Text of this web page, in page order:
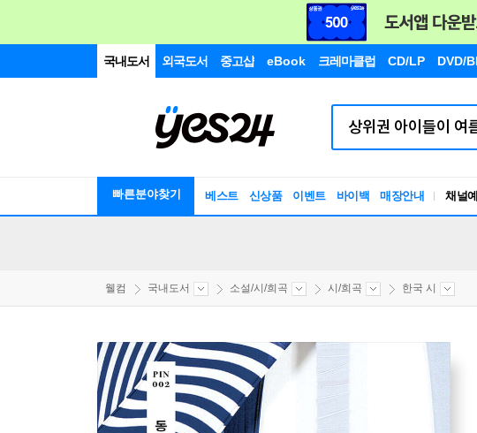
국내도서 외국도서 중고샵 eBook 크레마클럽 CD/LP DVD/
빠른분야찾기 베스트 신상품 이벤트 바이백 매장안내 채널
웰컴 국내도서 소설/시/희곡 시/희곡 한국 시